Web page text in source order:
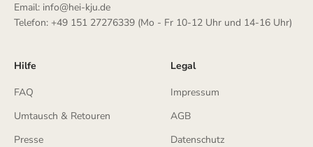
Email: info@hei-kju.de
Telefon: +49 151 27276339 (Mo - Fr 10-12 Uhr und 14-16 Uhr)
Hilfe
FAQ
Umtausch & Retouren
Presse
Legal
Impressum
AGB
Datenschutz